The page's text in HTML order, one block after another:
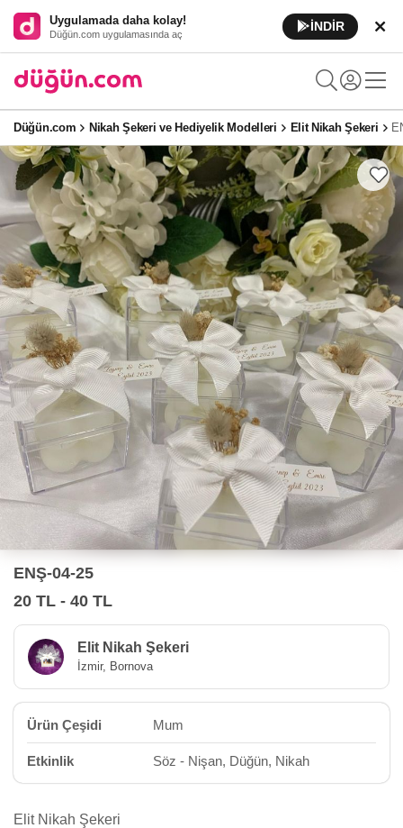
Uygulamada daha kolay!
Düğün.com uygulamasında aç
İNDİR
Düğün.com Nikah Şekeri ve Hediyelik Modelleri Elit Nikah Şekeri
ENŞ-04-25
20 TL - 40 TL
Elit Nikah Şekeri
İzmir, Bornova
Ürün Çeşidi Mum
Etkinlik Söz - Nişan, Düğün, Nikah
Elit Nikah Şekeri